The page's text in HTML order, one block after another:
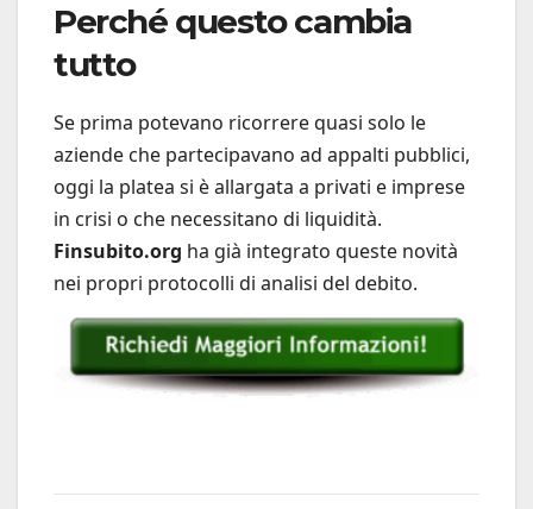
Perché questo cambia
tutto
Se prima potevano ricorrere quasi solo le
aziende che partecipavano ad appalti pubblici,
oggi la platea si è allargata a privati e imprese
in crisi o che necessitano di liquidità.
Finsubito.org ha già integrato queste novità
nei propri protocolli di analisi del debito.